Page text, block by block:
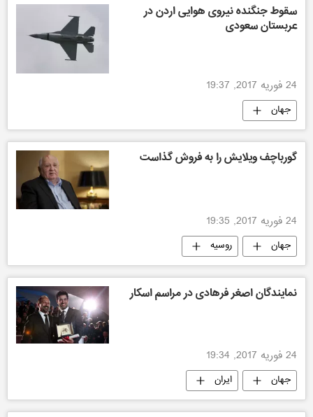
سقوط جنگنده نیروی هوایی اردن در
عربستان سعودی
24 فوریه 2017, 19:37
جهان
گورباچف ویلایش را به فروش گذاست
24 فوریه 2017, 19:35
جهان روسیه
نمایندگان اصغر فرهادی در مراسم اسکار
24 فوریه 2017, 19:34
جهان ایران